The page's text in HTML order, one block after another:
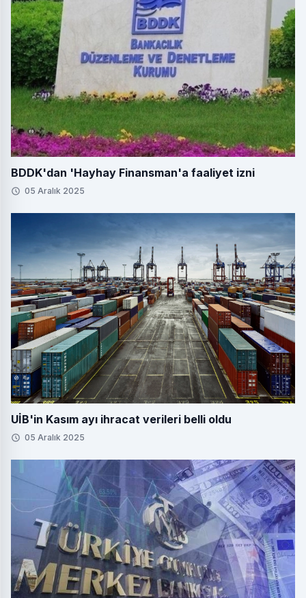
BDDK'dan 'Hayhay Finansman'a faaliyet izni
05 Aralık 2025
UİB'in Kasım ayı ihracat verileri belli oldu
05 Aralık 2025